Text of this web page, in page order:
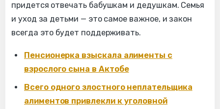
придется отвечать бабушкам и дедушкам. Семья
и уход за детьми — это самое важное, и закон
всегда это будет поддерживать.
Пенсионерка взыскала алименты с
взрослого сына в Актобе
Всего одного злостного неплательщика
алиментов привлекли к уголовной